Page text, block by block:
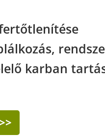
karban